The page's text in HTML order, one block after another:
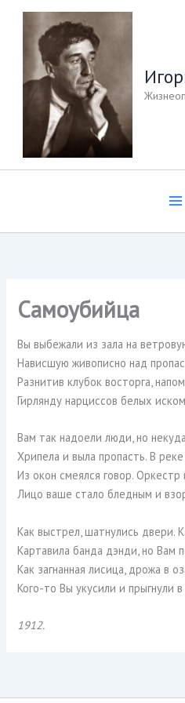
Перейти
содержимому
Самоубийца
Вы выбежали из зала на
Нависшую живописно над
Разнитив клубок восторга,
Гирлянду нарциссов белых
Вам так надоели люди, но
Хрипела и выла пропасть. В
Из окон смеялся говор.
Лицо ваше стало бледным и
Как выстрел, шатнулись двери.
Картавила банда дэнди, но Вам
Как загнанная лисица, дрожа в
Кого-то Вы укусили и прыгнули
1912.